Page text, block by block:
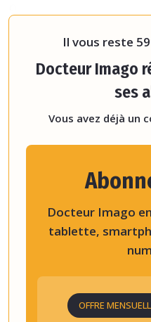
Il vous reste
Docteur Imago
ses
Vous avez déjà un
Docteur Imago
tablette,
OFFRE